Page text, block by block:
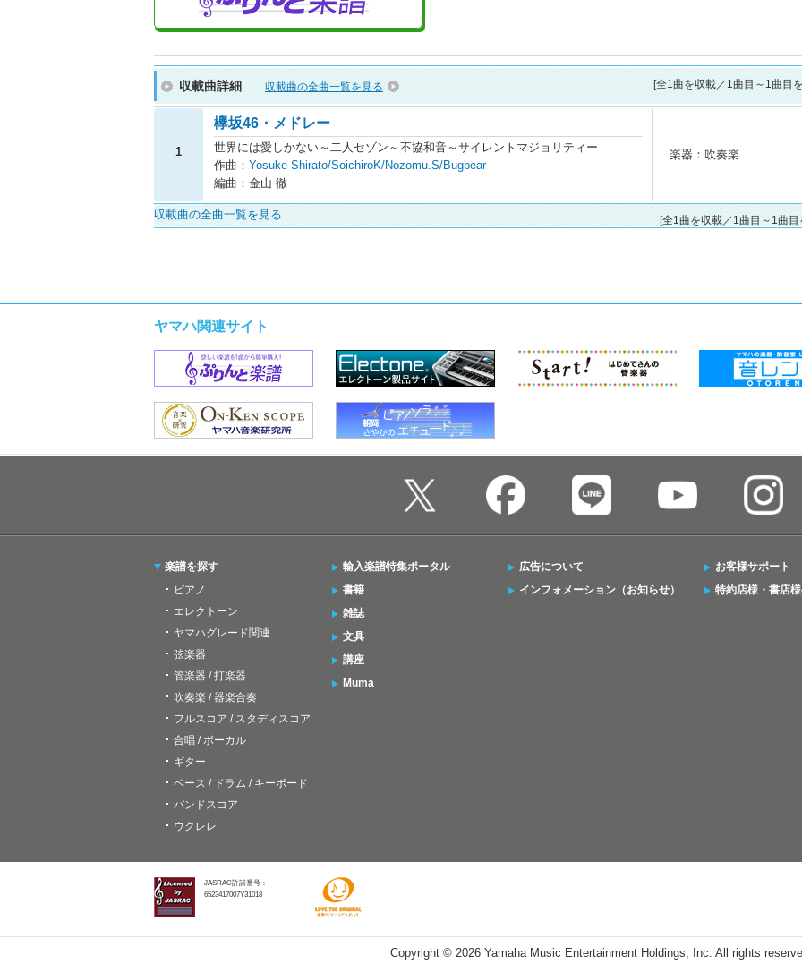
収載曲詳細 収載曲の全曲一覧を見る [全1曲を収載／1曲目～1曲目
1
欅坂46・メドレー
世界には愛しかない～二人セゾン～不協和音～サイレントマジョリティー
作曲： Yosuke Shirato/SoichiroK/Nozomu.S/Bugbear
編曲：金山 徹
楽器：吹奏楽
収載曲の全曲一覧を見る [全1曲を収載／1曲目～1曲目
ヤマハ関連サイト
楽譜を探す
ピアノ
エレクトーン
ヤマハグレード関連
弦楽器
管楽器 / 打楽器
吹奏楽 / 器楽合奏
フルスコア / スタディスコア
合唱 / ボーカル
ギター
ベース / ドラム / キーボード
バンドスコア
ウクレレ
輸入楽譜特集ポータル
書籍
雑誌
文具
講座
Muma
広告について
インフォメーション（お知らせ）
お客様サポート
特約店様・書店
JASRAC許諾番号：
6523417007Y31018
Copyright © 2026 Yamaha Music Entertainment Holdings, Inc. All rights